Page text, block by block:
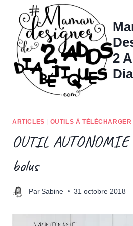
contenu
2
ARTICLES OUTILS À TÉLÉCHARGER
OUTIL AUTONOMIE
bolus
Par Sabine 31 octobre 2018